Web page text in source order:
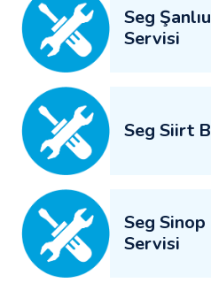
Seg
Servisi
Seg Siirt
Seg
Servisi